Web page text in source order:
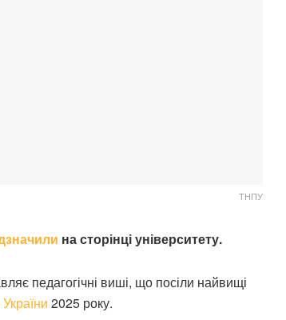
ТНПУ
на сторінці університету.
педагогічні виші, що посіли найвищі
2025 року.